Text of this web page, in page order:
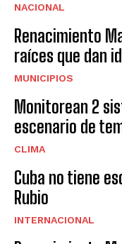
NACIONAL
Renacimiento
raíces que dan
MUNICIPIOS
Monitorean 2
escenario de
CLIMA
Cuba no tiene
Rubio
INTERNACIONAL